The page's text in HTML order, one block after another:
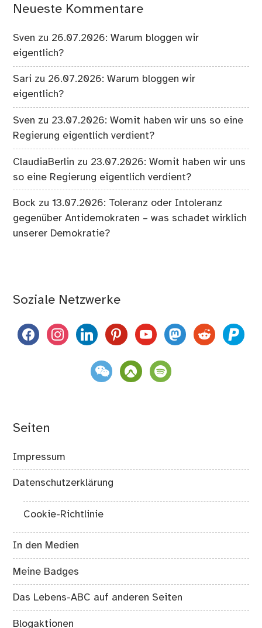
Neueste Kommentare
Sven zu 26.07.2026: Warum bloggen wir
eigentlich?
Sari zu 26.07.2026: Warum bloggen wir
eigentlich?
Sven zu 23.07.2026: Womit haben wir uns so eine
Regierung eigentlich verdient?
ClaudiaBerlin zu 23.07.2026: Womit haben wir uns
so eine Regierung eigentlich verdient?
Bock zu13.07.2026: Toleranz oder Intoleranz
gegenüber Antidemokraten – was schadet wirklich
unserer Demokratie?
Soziale Netzwerke
facebookinstagramlinkedinpinterestyoutubemastodon
reddit paypal
weixin komootspotify
Seiten
Impressum
Datenschutzerklärung
Cookie-Richtlinie
In den Medien
Meine Badges
Das Lebens-ABC auf anderen Seiten
Blogaktionen